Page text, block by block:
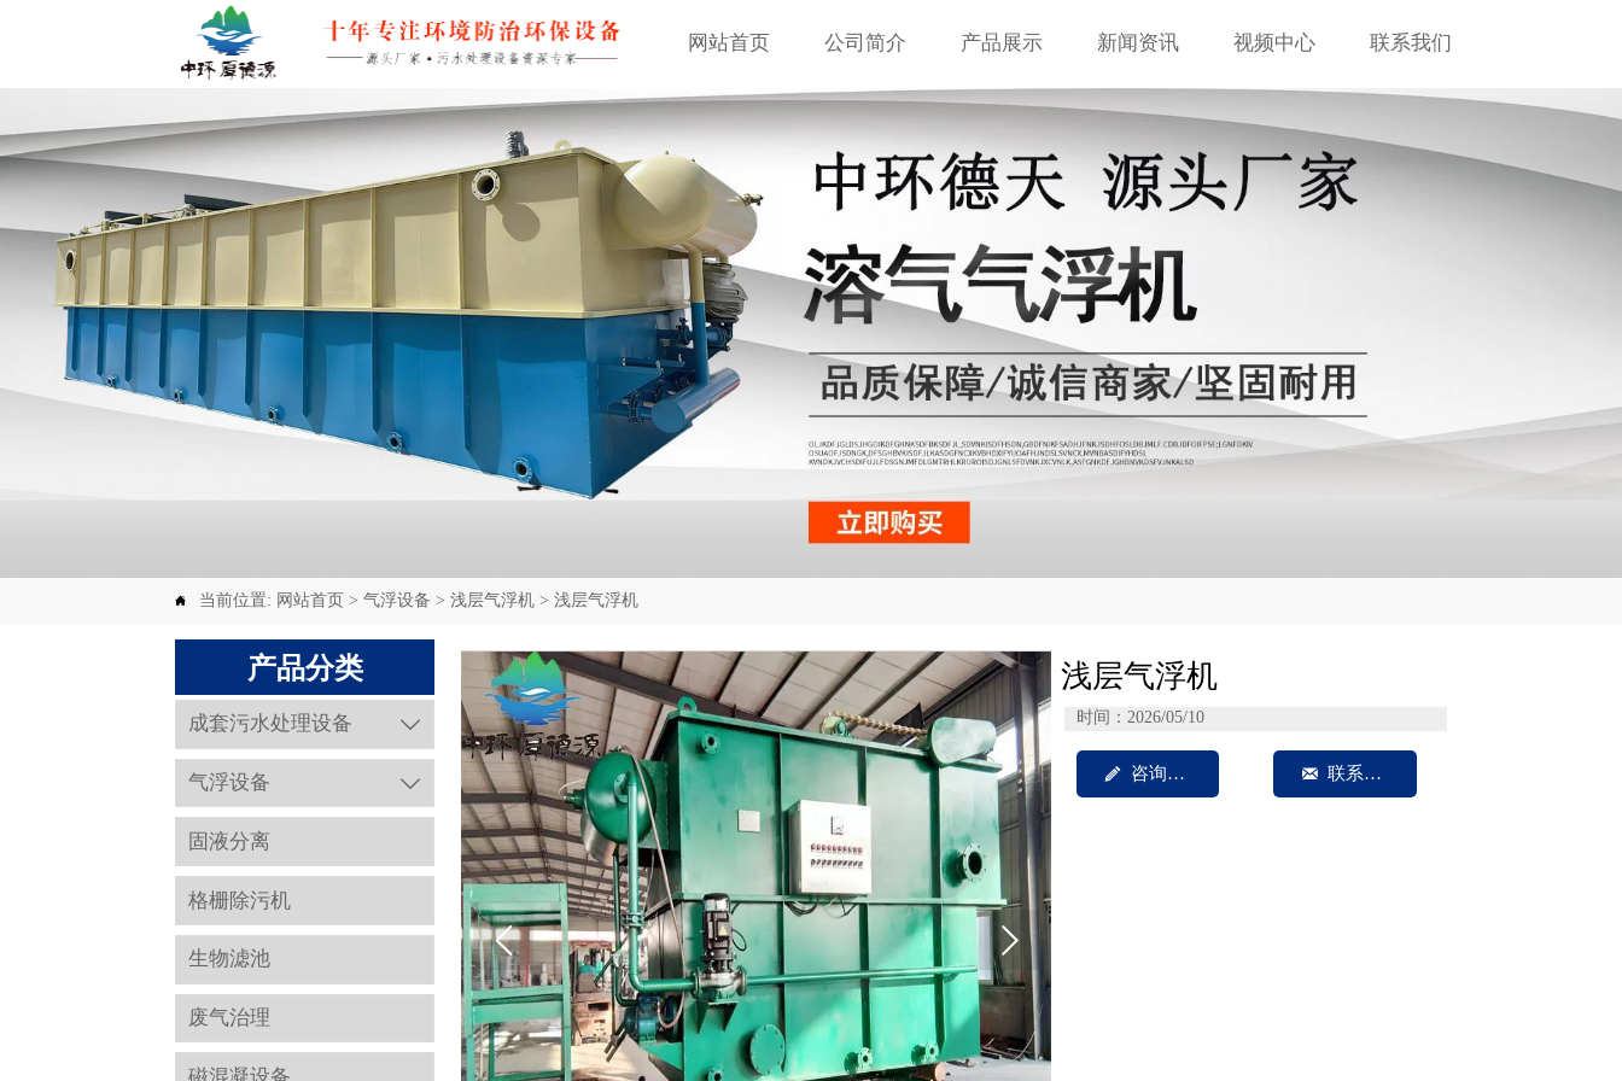
网站首页 公司简介 产品展示 新闻资讯 视频中心 联系我们
 当前位置: 网站首页 >气浮设备 >浅层气浮机 >浅层气浮机
产品分类
成套污水处理设备 
气浮设备 
固液分离
格栅除污机
生物滤池
废气治理
浅层气浮机
时间：2026/05/10
 咨询我们  联系方式